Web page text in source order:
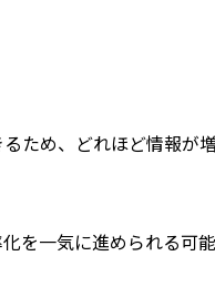
め、どれほど情報が
を一気に進められる可能